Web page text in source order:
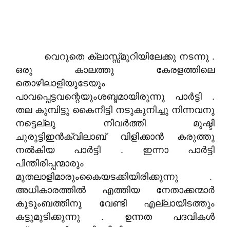
വെറുതെ ക്ലാസ്സ്മുറിയിലേക്കു നടന്നു .
ഒരു കാലത്തു കേരളത്തിലെ
തൊഴിലാളിയുടേയും
പാവപ്പെട്ടവന്റെയുംശബ്ദമായിരുന്നു പാർട്ടി .
തല കുമ്പിട്ടു കൈനീട്ടി നടുകുനിച്ചു നിന്നവനു
നട്ടെല്ലു നിവർത്തി മുഷ്ടി
ചുരുട്ടിഇൻക്വിലാബ് വിളിക്കാൻ കരുത്തു
നൽകിയ പാർട്ടി . ഇന്നാ പാർട്ടി
പിന്തിരിപ്പന്മാരും
മുതലാളിമാരുംകൈയടക്കിയിരിക്കുന്നു .
അധികാരത്തിൽ എത്തിയ നേതാക്കന്മാർ
കുടുംബത്തിനു വേണ്ടി എല്ലായിടത്തും
കട്ടുമുടിക്കുന്നു . ഉന്നത പദവികൾ